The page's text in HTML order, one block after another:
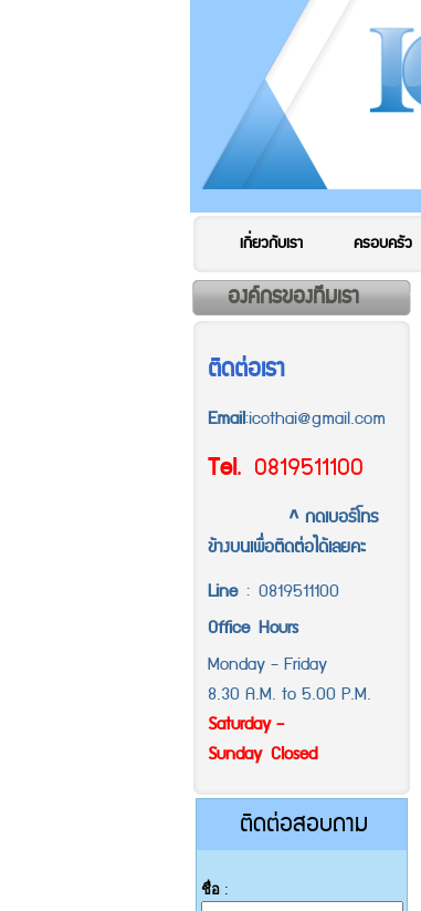
เกี่ยวกับเรา ครอบครัว
องค์กรของทีมเรา
ติดต่อเรา
Email:icothai@gmail.com
Tel. 0819511100
^ กดเบอร์โทร
ข้างบนเพื่อติดต่อได้เลยคะ
Line: 0819511100
Office Hours
Monday - Friday
8.30 A.M. to 5.00 P.M.
Saturday -
Sunday Closed
ติดต่อสอบถาม
ชื่อ: